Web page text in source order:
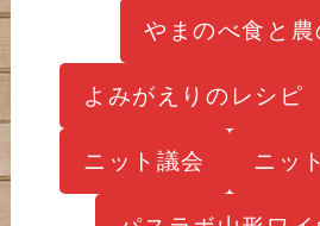
やまのべ食と農
よみがえりのレシピ
ニット議会 ニッ